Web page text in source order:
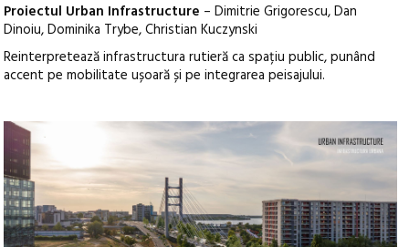
Proiectul Urban Infrastructure – Dimitrie Grigorescu, Dan
Dinoiu, Dominika Trybe, Christian Kuczynski
Reinterpretează infrastructura rutieră ca spațiu public, punând
accent pe mobilitate ușoară și pe integrarea peisajului.